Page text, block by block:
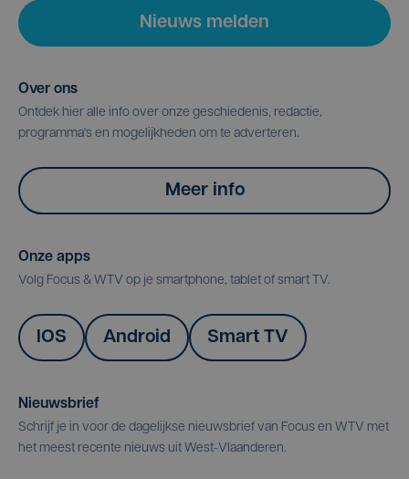
Nieuws melden
Over ons
Ontdek hier alle info over onze geschiedenis, redactie,
programma's en mogelijkheden om te adverteren.
Meer info
Onze apps
Volg Focus & WTV op je smartphone, tablet of smart TV.
IOS Android Smart TV
Nieuwsbrief
Schrijf je in voor de dagelijkse nieuwsbrief van Focus en WTV met
het meest recente nieuws uit West-Vlaanderen.